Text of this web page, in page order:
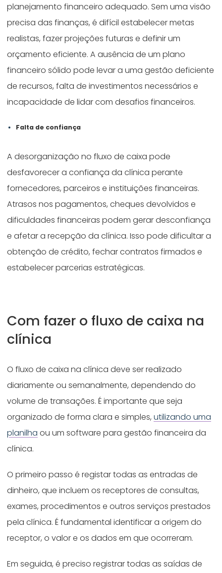
planejamento financeiro adequado. Sem uma visão
precisa das finanças, é difícil estabelecer metas
realistas, fazer projeções futuras e definir um
orçamento eficiente. A ausência de um plano
financeiro sólido pode levar a uma gestão deficiente
de recursos, falta de investimentos necessários e
incapacidade de lidar com desafios financeiros.
Falta de confiança
A desorganização no fluxo de caixa pode
desfavorecer a confiança da clínica perante
fornecedores, parceiros e instituições financeiras.
Atrasos nos pagamentos, cheques devolvidos e
dificuldades financeiras podem gerar desconfiança
e afetar a recepção da clínica. Isso pode dificultar a
obtenção de crédito, fechar contratos firmados e
estabelecer parcerias estratégicas.
Com fazer o fluxo de caixa na
clínica
O fluxo de caixa na clínica deve ser realizado
diariamente ou semanalmente, dependendo do
volume de transações. É importante que seja
organizado de forma clara e simples,utilizando uma
planilha ou um software para gestão financeira da
clínica.
O primeiro passo é registar todas as entradas de
dinheiro, que incluem os receptores de consultas,
exames, procedimentos e outros serviços prestados
pela clínica. É fundamental identificar a origem do
receptor, o valor e os dados em que ocorreram.
Em seguida, é preciso registrar todas as saídas de